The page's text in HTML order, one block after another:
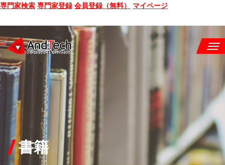
専門家検索 専門家登録 会員登録（無料） マイページ
SEMINAR
BOOK
CONSULTING
SERVICE
COMPANY
書籍